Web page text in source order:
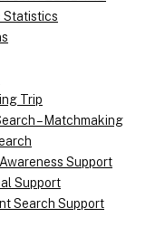
Statistics
Trip
– Matchmaking
Support
Support
Search Support